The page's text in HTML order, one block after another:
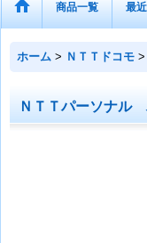
商品一覧 最
ホーム > ＮＴＴドコモ >
ＮＴＴパーソナ